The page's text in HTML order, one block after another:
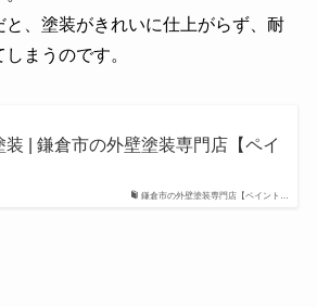
、塗装がきれいに仕上がらず、耐
まうのです。
鎌倉市の外壁塗装専門店【ペイント…
| 鎌倉市の外壁塗装専門店【ペイ